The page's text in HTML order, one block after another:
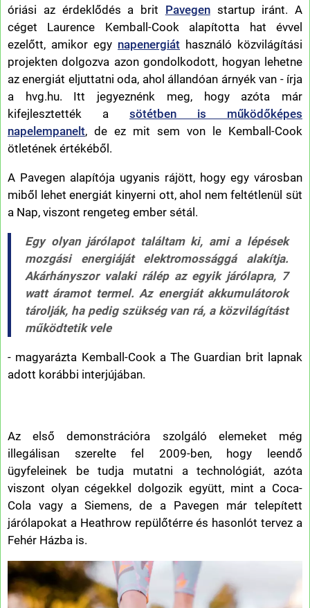
óriási az érdeklődés a brit Pavegenstartup iránt. A
céget Laurence Kemball-Cook alapította hat évvel
ezelőtt, amikor egy napenergiát használó közvilágítási
projekten dolgozva azon gondolkodott, hogyan lehetne
az energiát eljuttatni oda, ahol állandóan árnyék van - írja
a hvg.hu. Itt jegyeznénk meg, hogy azóta már
kifejlesztették a sötétben is működőképes
napelempanelt, de ez mit sem von le Kemball-Cook
ötletének értékéből.
A Pavegen alapítója ugyanis rájött, hogy egy városban
miből lehet energiát kinyerni ott, ahol nem feltétlenül süt
a Nap, viszont rengeteg ember sétál.
Egy olyan járólapot találtam ki, ami a lépések
mozgási energiáját elektromossággá alakítja.
Akárhányszor valaki rálép az egyik járólapra, 7
watt áramot termel. Az energiát akkumulátorok
tárolják, ha pedig szükség van rá, a közvilágítást
működtetik vele
- magyarázta Kemball-Cook a The Guardian brit lapnak
adott korábbi interjújában.
Az első demonstrációra szolgáló elemeket még
illegálisan szerelte fel 2009-ben, hogy leendő
ügyfeleinek be tudja mutatni a technológiát, azóta
viszont olyan cégekkel dolgozik együtt, mint a Coca-
Cola vagy a Siemens, de a Pavegen már telepített
járólapokat a Heathrow repülőtérre és hasonlót tervez a
Fehér Házba is.